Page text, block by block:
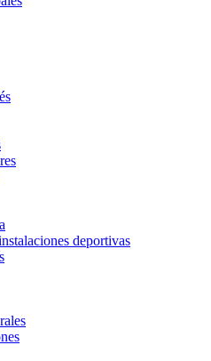
deportivas